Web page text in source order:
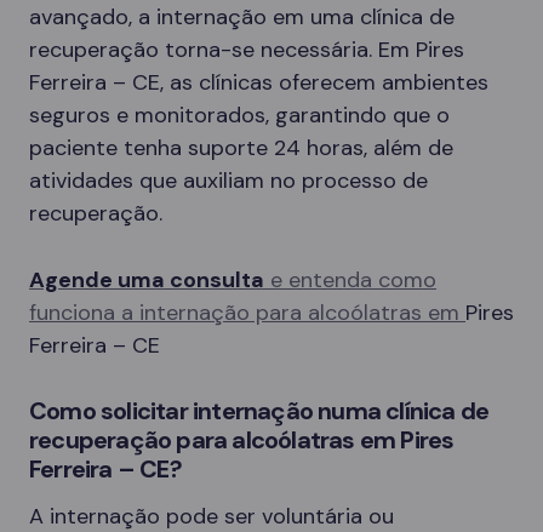
avançado, a internação em uma clínica de
recuperação torna-se necessária. Em Pires
Ferreira – CE, as clínicas oferecem ambientes
seguros e monitorados, garantindo que o
paciente tenha suporte 24 horas, além de
atividades que auxiliam no processo de
recuperação.
Agende uma consulta e entenda como
funciona a internação para alcoólatras em Pires
Ferreira – CE
Como solicitar internação numa clínica de
recuperação para alcoólatras em Pires
Ferreira – CE?
A internação pode ser voluntária ou